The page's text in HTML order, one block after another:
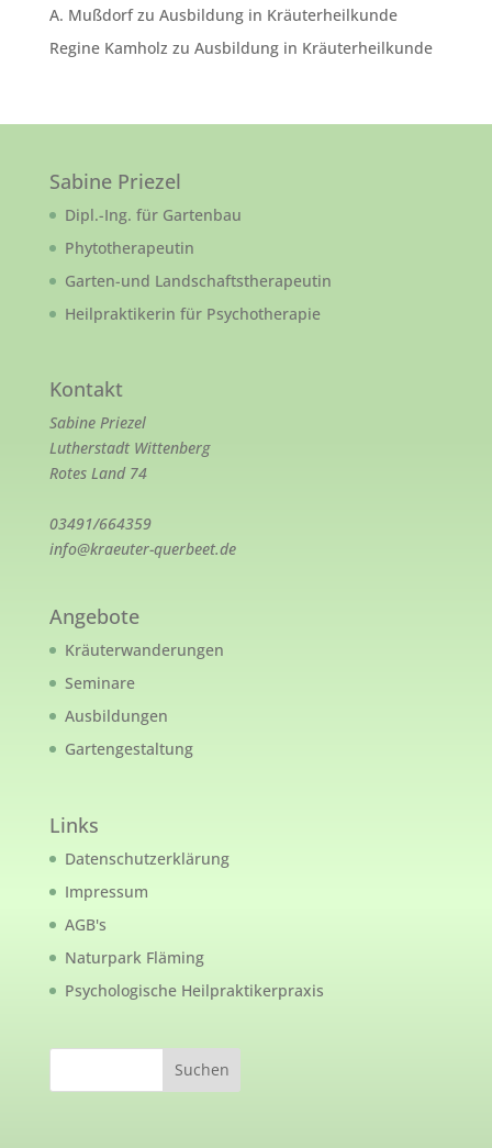
A. Mußdorfzu Ausbildung in Kräuterheilkunde
Regine Kamholz zu Ausbildung in Kräuterheilkunde
Sabine Priezel
Dipl.-Ing. für Gartenbau
Phytotherapeutin
Garten-und Landschaftstherapeutin
Heilpraktikerin für Psychotherapie
Kontakt
Sabine Priezel
Lutherstadt Wittenberg
Rotes Land 74
03491/664359
info@kraeuter-querbeet.de
Angebote
Kräuterwanderungen
Seminare
Ausbildungen
Gartengestaltung
Links
Datenschutzerklärung
Impressum
AGB's
Naturpark Fläming
Psychologische Heilpraktikerpraxis